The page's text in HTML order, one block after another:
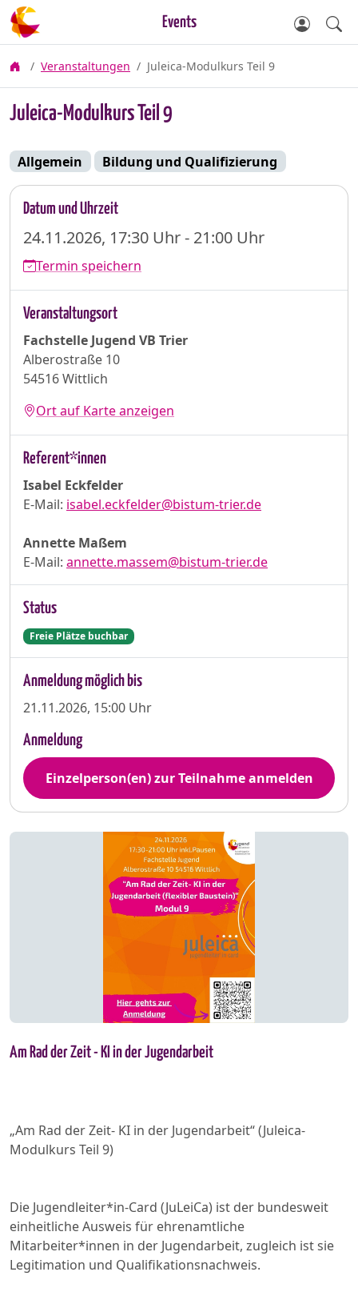
Events
Veranstaltungen Juleica-Modulkurs Teil 9
Juleica-Modulkurs Teil 9
Allgemein Bildung und Qualifizierung
Datum und Uhrzeit
24.11.2026, 17:30 Uhr - 21:00 Uhr
Termin speichern
Veranstaltungsort
Fachstelle Jugend VB Trier
Alberostraße 10
54516 Wittlich
Ort auf Karte anzeigen
Referent*innen
Isabel Eckfelder
E-Mail: isabel.eckfelder@bistum-trier.de
Annette Maßem
E-Mail: annette.massem@bistum-trier.de
Status
Freie Plätze buchbar
Anmeldung möglich bis
21.11.2026, 15:00 Uhr
Anmeldung
Einzelperson(en) zur Teilnahme anmelden
Am Rad der Zeit - KI in der Jugendarbeit
„Am Rad der Zeit- KI in der Jugendarbeit“ (Juleica-
Modulkurs Teil 9)
Die Jugendleiter*in-Card (JuLeiCa) ist der bundesweit
einheitliche Ausweis für ehrenamtliche
Mitarbeiter*innen in der Jugendarbeit, zugleich ist sie
Legitimation und Qualifikationsnachweis.